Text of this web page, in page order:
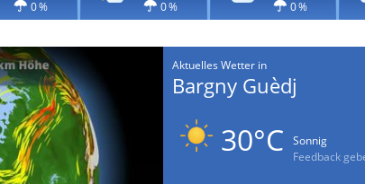
0 % 0 % 0 %
Aktuelles Wetter in
Bargny Guèdj
30°C
Sonnig
Feedback